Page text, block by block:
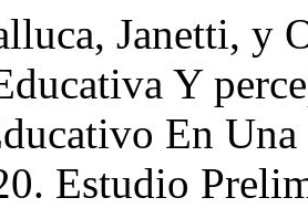
Janetti, y
Y
En
Estudio